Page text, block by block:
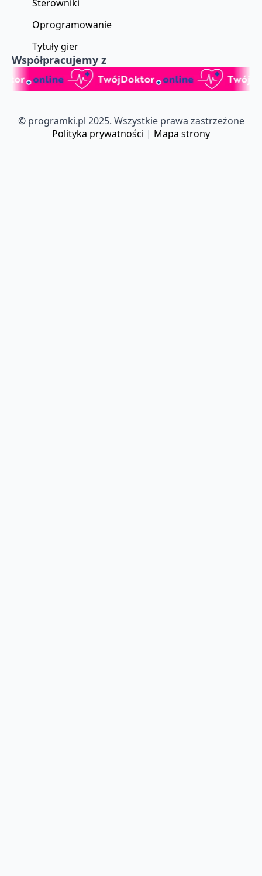
Sterowniki
Oprogramowanie
Tytuły gier
Współpracujemy z
© programki.pl 2025. Wszystkie prawa zastrzeżone
Polityka prywatności | Mapa strony